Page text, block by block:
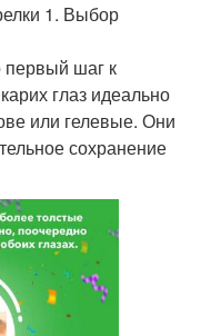
1. Выбор
первый шаг к
глаз идеально
или гелевые. Они
сохранение